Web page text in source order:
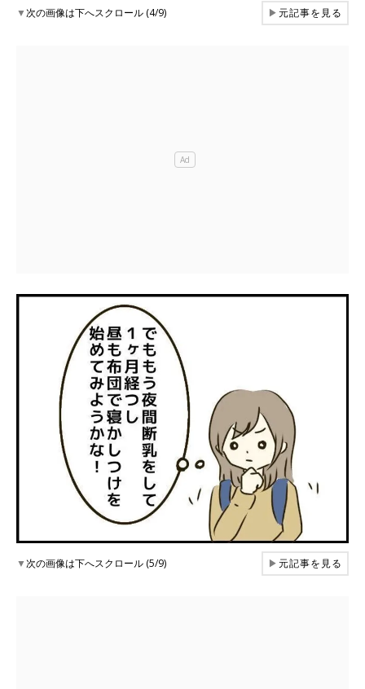
▼次の画像は下へスクロール (4/9) ▶元記事を見る
▼次の画像は下へスクロール (5/9) ▶元記事を見る